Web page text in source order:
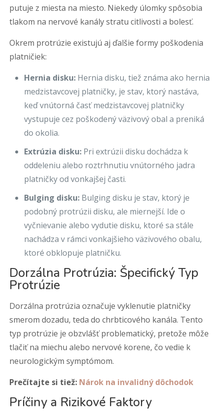
putuje z miesta na miesto. Niekedy úlomky spôsobia
tlakom na nervové kanály stratu citlivosti a bolesť.
Okrem protrúzie existujú aj ďalšie formy poškodenia
platničiek:
Hernia disku: Hernia disku, tiež známa ako hernia
medzistavcovej platničky, je stav, ktorý nastáva,
keď vnútorná časť medzistavcovej platničky
vystupuje cez poškodený väzivový obal a preniká
do okolia.
Extrúzia disku: Pri extrúzii disku dochádza k
oddeleniu alebo roztrhnutiu vnútorného jadra
platničky od vonkajšej časti.
Bulging disku: Bulging disku je stav, ktorý je
podobný protrúzii disku, ale miernejší. Ide o
vyčnievanie alebo vydutie disku, ktoré sa stále
nachádza v rámci vonkajšieho väzivového obalu,
ktoré obklopuje platničku.
Dorzálna Protrúzia: Špecifický Typ
Protrúzie
Dorzálna protrúzia označuje vyklenutie platničky
smerom dozadu, teda do chrbticového kanála. Tento
typ protrúzie je obzvlášť problematický, pretože môže
tlačiť na miechu alebo nervové korene, čo vedie k
neurologickým symptómom.
Prečítajte si tiež: Nárok na invalidný dôchodok
Príčiny a Rizikové Faktory